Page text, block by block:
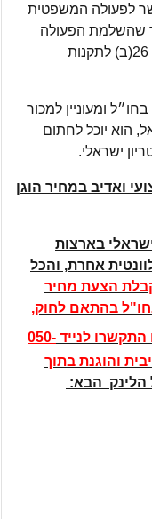
לפעולה המשפטית
שהשלמת הפעולה
תבוצע במשרדו של הנוטריון על פי תקנה 26(ב) לתקנות
ומעוניין למכור
הוא יוכל לחתום
ישראלי.
ואדיב במחיר הוגן
בארצות
אחרת, והכל
הצעת מחיר
בחו"ל בהתאם לחוק,
התקשרו לנייד 050-
והוגנת בתוך
הלינק הבא: